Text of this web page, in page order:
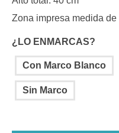
Zona impresa medida de
¿LO ENMARCAS?
Con Marco Blanco
Sin Marco